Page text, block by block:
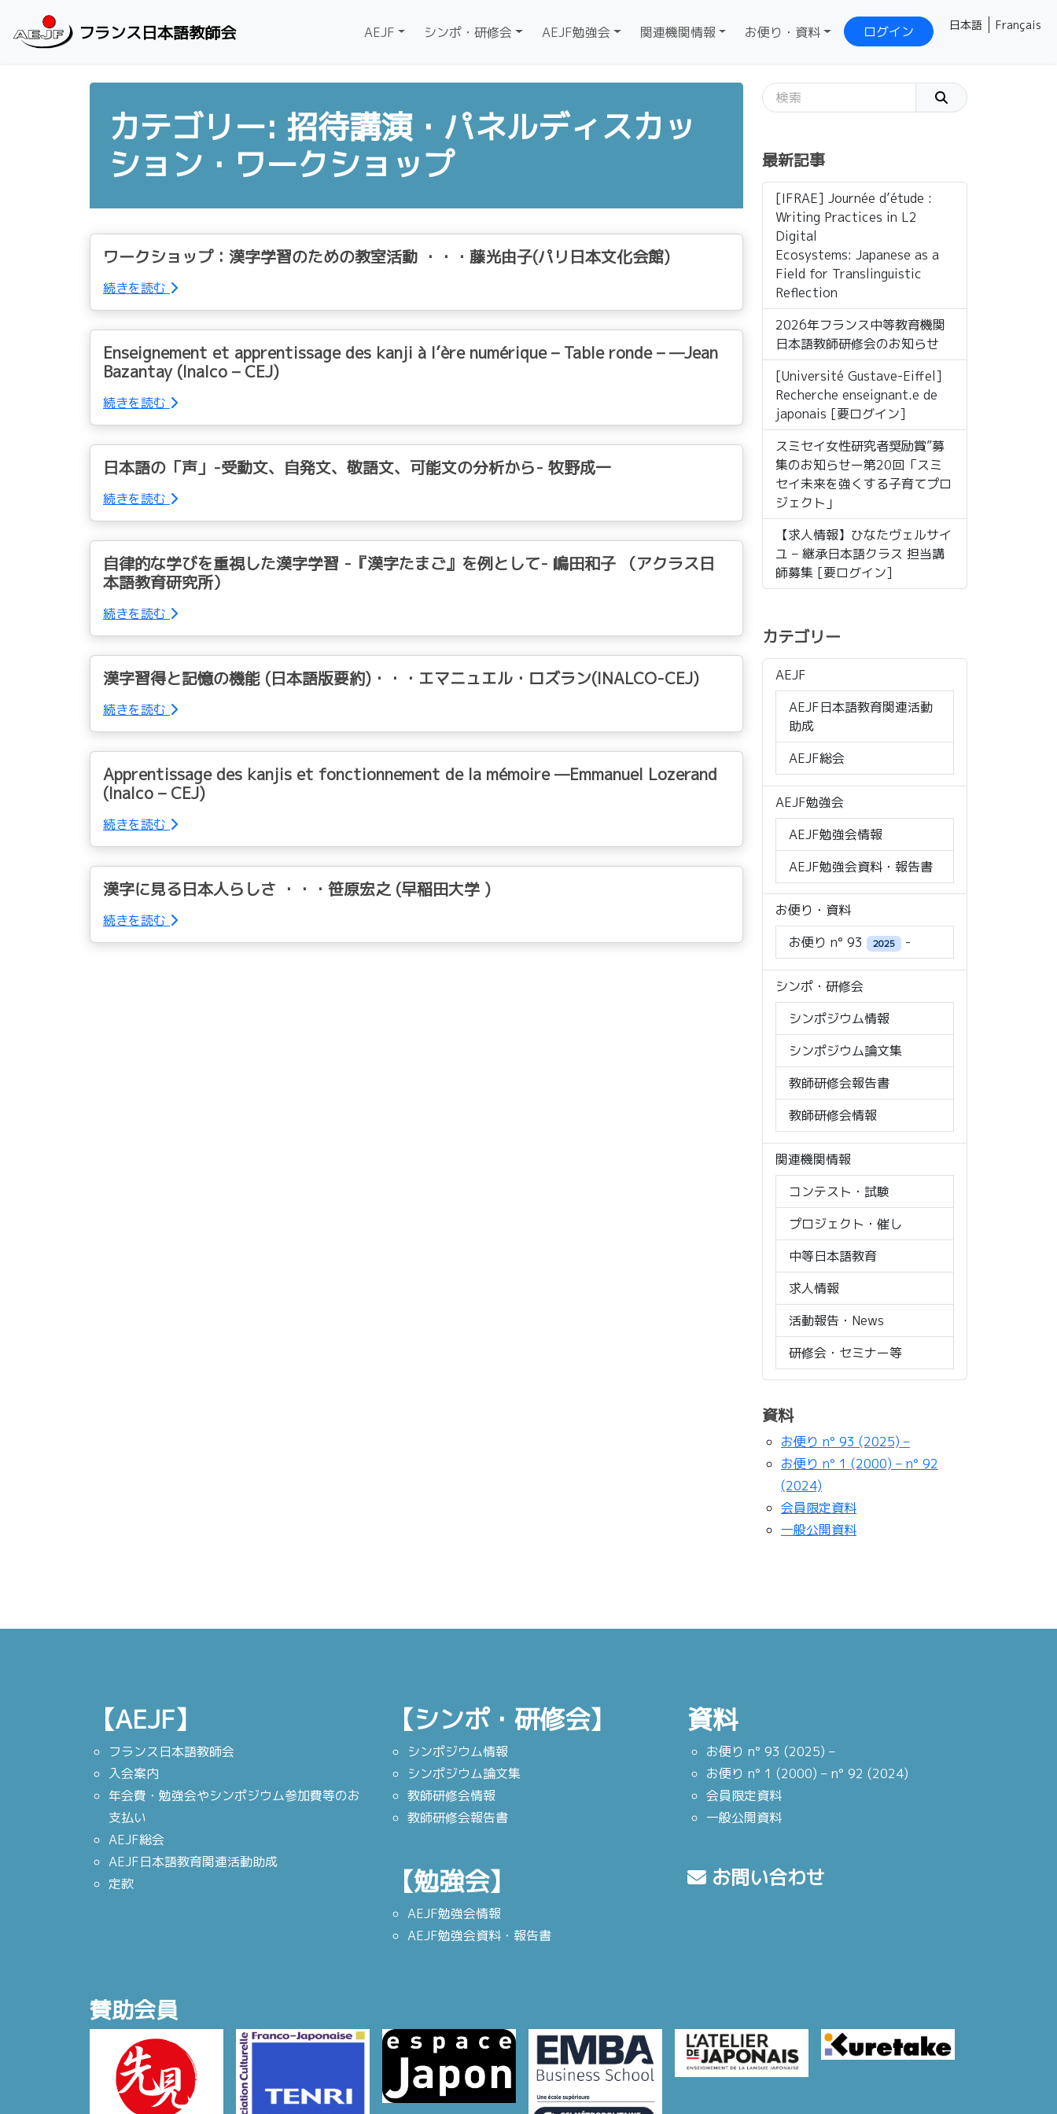
フランス日本語教師会 AEJF シンポ・研修会 AEJF勉強会 関連機関情報 お便り・資料 ログイン Français
日本語
カテゴリー: 招待講演・パネルディスカッ
ション・ワークショップ
ワークショップ：漢字学習のための教室活動 ・・・藤光由子(パリ日本文化会館)
続きを読む
Enseignement et apprentissage des kanji à l’ère numérique – Table ronde – —Jean
Bazantay (Inalco – CEJ)
続きを読む
日本語の「声」-受動文、自発文、敬語文、可能文の分析から- 牧野成一
続きを読む
自律的な学びを重視した漢字学習 -『漢字たまご』を例として- 嶋田和子 （アクラス日
本語教育研究所）
続きを読む
漢字習得と記憶の機能 (日本語版要約)・・・エマニュエル・ロズラン(INALCO-CEJ)
続きを読む
Apprentissage des kanjis et fonctionnement de la mémoire —Emmanuel Lozerand
(Inalco – CEJ)
続きを読む
漢字に見る日本人らしさ ・・・笹原宏之 (早稲田大学 )
続きを読む
最新記事
[IFRAE] Journée d’étude :
Writing Practices in L2
Digital
Ecosystems: Japanese as a
Field for Translinguistic
Reflection
2026年フランス中等教育機関
日本語教師研修会のお知らせ
[Université Gustave-Eiffel]
Recherche enseignant.e de
japonais [要ログイン]
スミセイ女性研究者奨励賞”募
集のお知らせー第20回「スミ
セイ未来を強くする子育てプロ
ジェクト」
【求人情報】ひなたヴェルサイ
ユ – 継承日本語クラス 担当講
師募集 [要ログイン]
カテゴリー
AEJF
AEJF日本語教育関連活動
助成
AEJF総会
AEJF勉強会
AEJF勉強会情報
AEJF勉強会資料・報告書
お便り・資料
お便り n° 93
2025 -
シンポ・研修会
シンポジウム情報
シンポジウム論文集
教師研修会報告書
教師研修会情報
関連機関情報
コンテスト・試験
プロジェクト・催し
中等日本語教育
求人情報
活動報告・News
研修会・セミナー等
資料
お便り n° 93 (2025) –
お便り n° 1 (2000) – n° 92
(2024)
会員限定資料
一般公開資料
【AEJF】
フランス日本語教師会
入会案内
年会費・勉強会やシンポジウム参加費等のお
支払い
AEJF総会
AEJF日本語教育関連活動助成
定款
【シンポ・研修会】
シンポジウム情報
シンポジウム論文集
教師研修会情報
教師研修会報告書
【勉強会】
AEJF勉強会情報
AEJF勉強会資料・報告書
資料
お便り n° 93 (2025) –
お便り n° 1 (2000) – n° 92 (2024)
会員限定資料
一般公開資料
お問い合わせ
賛助会員